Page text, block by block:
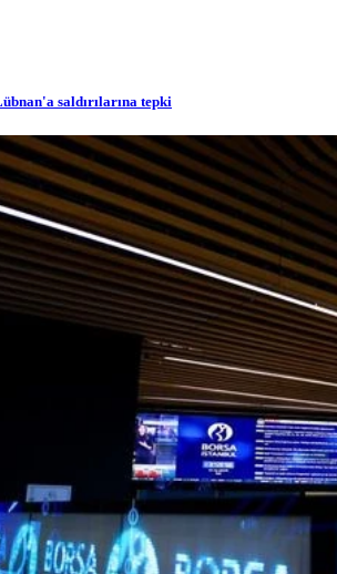
saldırılarına tepki